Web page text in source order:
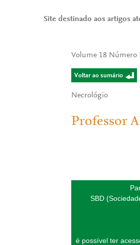
Site destinado aos artigos
Volume 18 Número
Voltar ao sumário
Necrológio
Professor
SBD
é possível ter